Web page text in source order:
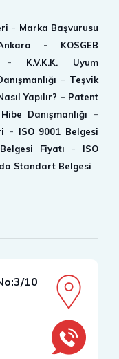
- Marka Başvurusu
-
KOSGEB
K.V.K.K. Uyum
- Teşvik
Yapılır? - Patent
Danışmanlığı -
- ISO 9001 Belgesi
Fiyatı -
ISO
Standart Belgesi
10